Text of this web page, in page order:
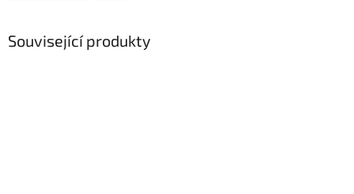
Související produkty